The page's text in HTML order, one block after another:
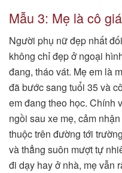
Mẫu 3: Mẹ là cô
Người phụ nữ đẹp nhất
không chỉ đẹp ở ngoại
đang, tháo vát. Mẹ em là
đã bước sang tuổi 35 và
em đang theo học. Chính
ngồi sau xe mẹ, cảm
thuộc trên đường tới
và thẳng suôn mượt tự
đi dạy hay ở nhà, mẹ vẫn